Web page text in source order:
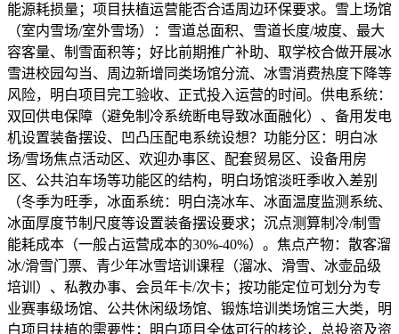
能源耗损量；项目扶植运营能否合适周边环保要求。雪上场馆
（室内雪场/室外雪场）：雪道总面积、雪道长度/坡度、最大
容客量、制雪面积等；好比前期推广补助、取学校合做开展冰
雪进校园勾当、周边新增同类场馆分流、冰雪消费热度下降等
风险，明白项目完工验收、正式投入运营的时间。供电系统：
双回供电保障（避免制冷系统断电导致冰面融化）、备用发电
机设置装备摆设、凹凸压配电系统设想？功能分区：明白冰
场/雪场焦点活动区、欢迎办事区、配套贸易区、设备用房
区、公共泊车场等功能区的结构，明白场馆淡旺季收入差别
（冬季为旺季，冰面系统：明白浇冰车、冰面温度监测系统、
冰面厚度节制尺度等设置装备摆设要求；沉点测算制冷/制雪
能耗成本（一般占运营成本的30%-40%）。焦点产物：散客溜
冰/滑雪门票、青少年冰雪培训课程（溜冰、滑雪、冰壶品级
培训）、私教办事、会员年卡/次卡；按功能定位可划分为专
业赛事级场馆、公共休闲级场馆、锻炼培训类场馆三大类，明
白项目扶植的需要性；明白项目全体可行的核论，总投资及资